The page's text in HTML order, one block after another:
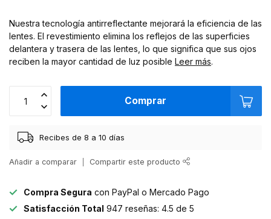
Nuestra tecnología antirreflectante mejorará la eficiencia de las
lentes. El revestimiento elimina los reflejos de las superficies
delantera y trasera de las lentes, lo que significa que sus ojos
reciben la mayor cantidad de luz posible Leer más.
Comprar
Recibes de 8 a 10 días
Añadir a comparar Compartir este producto
Compra Segura con PayPal o Mercado Pago
Satisfacción Total 947 reseñas: 4.5 de 5